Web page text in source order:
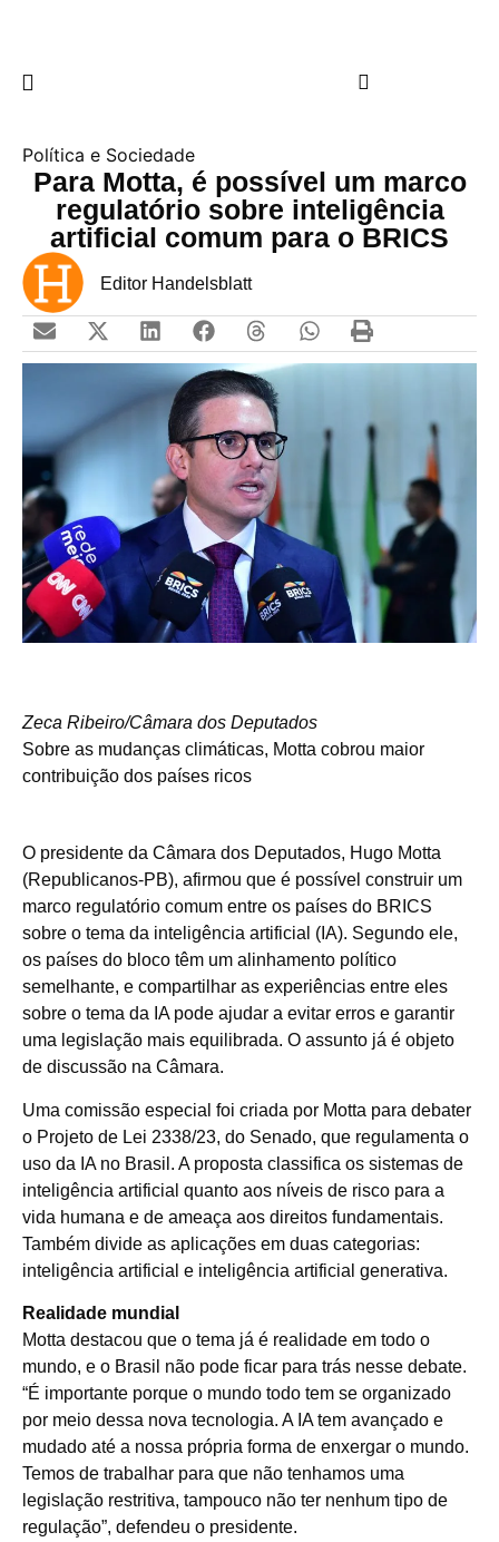
Política e Sociedade
Para Motta, é possível um marco
regulatório sobre inteligência
artificial comum para o BRICS
Editor Handelsblatt
Zeca Ribeiro/Câmara dos Deputados
Sobre as mudanças climáticas, Motta cobrou maior
contribuição dos países ricos
O presidente da Câmara dos Deputados, Hugo Motta
(Republicanos-PB), afirmou que é possível construir um
marco regulatório comum entre os países do BRICS
sobre o tema da inteligência artificial (IA). Segundo ele,
os países do bloco têm um alinhamento político
semelhante, e compartilhar as experiências entre eles
sobre o tema da IA pode ajudar a evitar erros e garantir
uma legislação mais equilibrada. O assunto já é objeto
de discussão na Câmara.
Uma comissão especial foi criada por Motta para debater
o Projeto de Lei 2338/23, do Senado, que regulamenta o
uso da IA no Brasil. A proposta classifica os sistemas de
inteligência artificial quanto aos níveis de risco para a
vida humana e de ameaça aos direitos fundamentais.
Também divide as aplicações em duas categorias:
inteligência artificial e inteligência artificial generativa.
Realidade mundial
Motta destacou que o tema já é realidade em todo o
mundo, e o Brasil não pode ficar para trás nesse debate.
“É importante porque o mundo todo tem se organizado
por meio dessa nova tecnologia. A IA tem avançado e
mudado até a nossa própria forma de enxergar o mundo.
Temos de trabalhar para que não tenhamos uma
legislação restritiva, tampouco não ter nenhum tipo de
regulação”, defendeu o presidente.